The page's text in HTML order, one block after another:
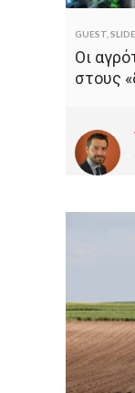
GUEST
Οι
στους